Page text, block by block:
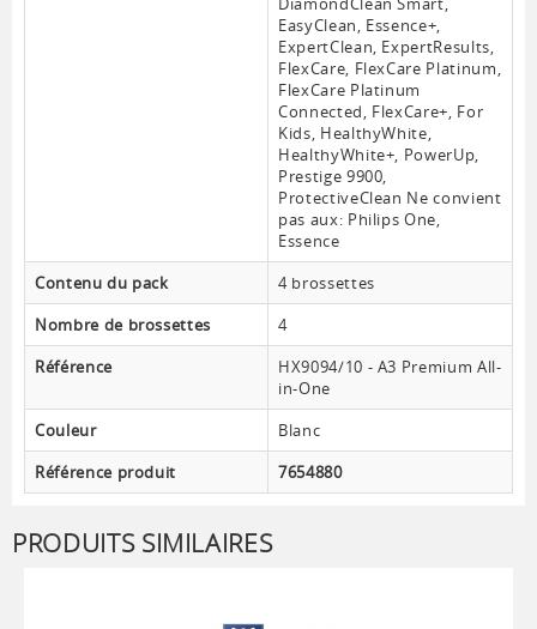
EasyClean, Essence+,
ExpertClean, ExpertResults,
FlexCare, FlexCare Platinum,
FlexCare Platinum
Connected, FlexCare+, For
Kids, HealthyWhite,
HealthyWhite+, PowerUp,
Prestige 9900,
ProtectiveClean Ne convient
pas aux: Philips One,
Essence
Contenu du pack
4 brossettes
Nombre de brossettes
4
Référence
HX9094/10 - A3 Premium All-
in-One
Couleur
Blanc
Référence produit
7654880
PRODUITS SIMILAIRES